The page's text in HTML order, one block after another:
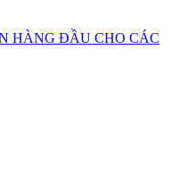
HÀNG ĐẦU CHO CÁC